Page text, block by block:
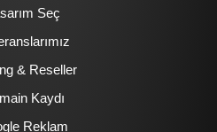
Seç
& Reseller
Kaydı
Reklam